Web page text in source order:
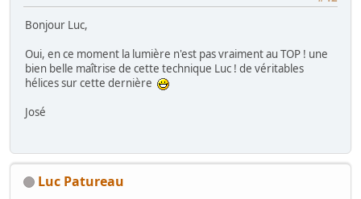
Bonjour Luc,
Oui, en ce moment la lumière n'est pas vraiment au TOP ! une
bien belle maîtrise de cette technique Luc ! de véritables
hélices sur cette dernière
José
Luc Patureau